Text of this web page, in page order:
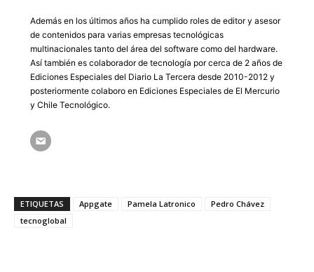
Además en los últimos años ha cumplido roles de editor y asesor
de contenidos para varias empresas tecnológicas
multinacionales tanto del área del software como del hardware.
Así también es colaborador de tecnología por cerca de 2 años de
Ediciones Especiales del Diario La Tercera desde 2010-2012 y
posteriormente colaboro en Ediciones Especiales de El Mercurio
y Chile Tecnológico.
ETIQUETAS Appgate Pamela Latronico
Pedro Chávez
tecnoglobal